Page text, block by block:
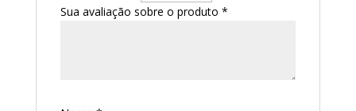
Sua avaliação sobre o produto *